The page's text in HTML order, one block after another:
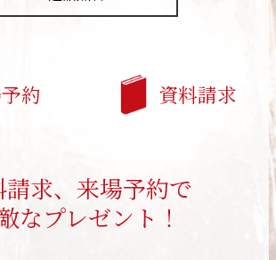
約 資料請求
請求、来場予約で
なプレゼント！